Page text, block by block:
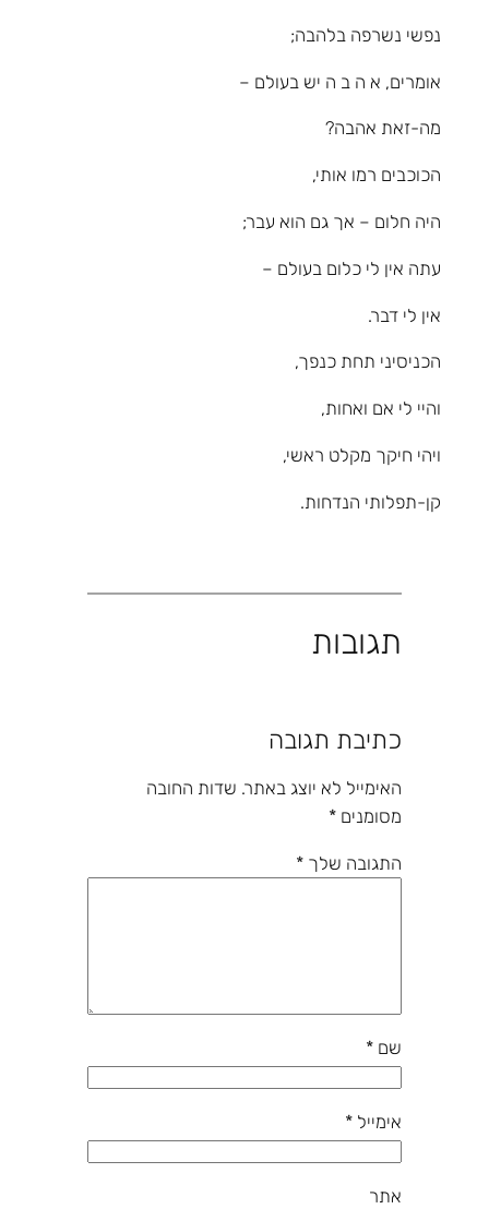
נפשי נשרפה בלהבה;
אומרים, א ה ב ה יש בעולם –
מה-זאת אהבה?
הכוכבים רמו אותי,
היה חלום – אך גם הוא עבר;
עתה אין לי כלום בעולם –
אין לי דבר.
הכניסיני תחת כנפך,
והיי לי אם ואחות,
ויהי חיקך מקלט ראשי,
קן-תפלותי הנדחות.
תגובות
כתיבת תגובה
האימייל לא יוצג באתר. שדות החובה
מסומנים *
התגובה שלך *
שם *
אימייל *
אתר